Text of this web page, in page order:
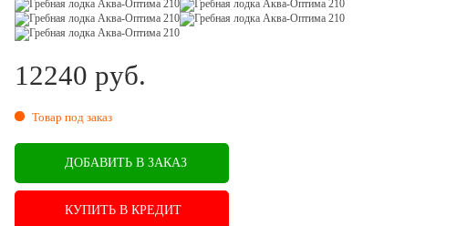
12240 руб.
RUB
Товар под заказ
ДОБАВИТЬ В ЗАКАЗ
КУПИТЬ В КРЕДИТ